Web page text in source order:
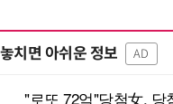
놓치면 아쉬운 정보 AD